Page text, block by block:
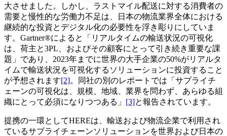
大させました。しかし、ラストマイル配送に対する消費者の
需要と慢性的な労働力不足は、日本の物流業界全体における
継続的な投資とデジタル化の必要性を浮き彫りにしていま
す。Gartner®によると「リアルタイムの輸送状況の可視化
は、荷主と3PL、およびその顧客にとって引き続き重要な課
題」であり、2023年までに世界の大手企業の50%がリアルタ
イムで輸送状況を可視化するソリューションに投資すること
が予想されます[2]。同社の別のレポートでは「サプライチ
ェーンの可視化は、規模、地域、業界を問わず、あらゆる組
織にとって必須になりつつある」 [3]と報告されています。
提携の一環としてHEREは、輸送および物流企業で利用され
ているサプライチェーンソリューションを世界および日本の